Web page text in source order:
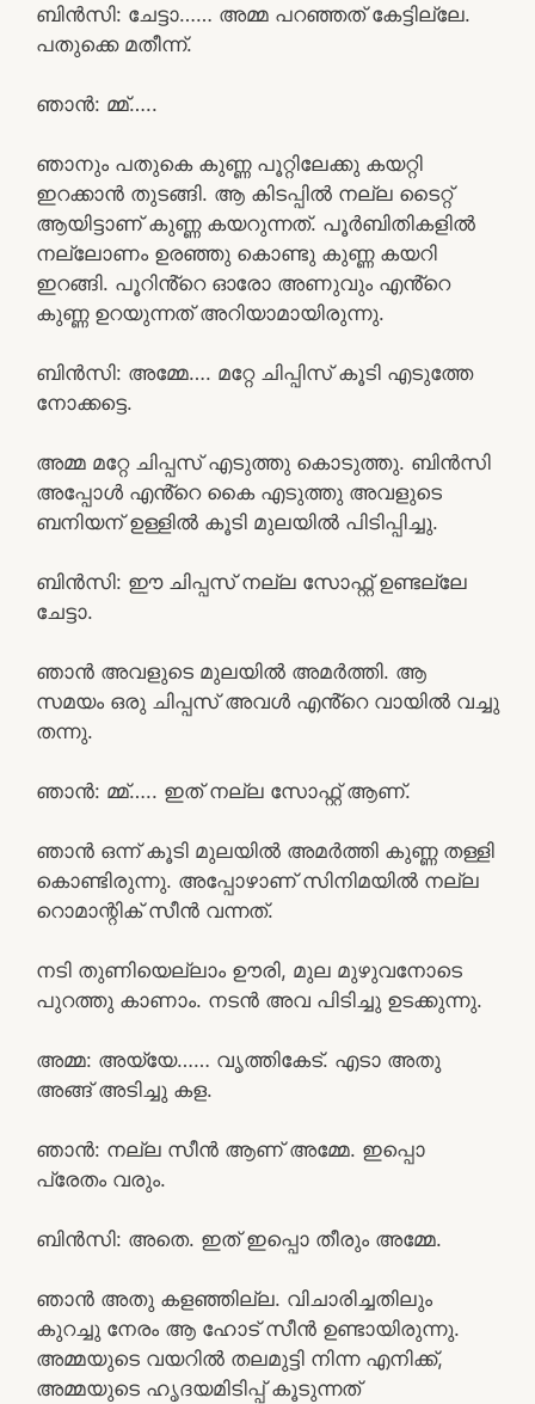
ബിൻസി: ചേട്ടാ…… അമ്മ പറഞ്ഞത് കേട്ടില്ലേ.
പതുക്കെ മതീന്ന്.
ഞാൻ: മ്മ്…..
ഞാനും പതുകെ കുണ്ണ പൂറ്റിലേക്കു കയറ്റി
ഇറക്കാൻ തുടങ്ങി. ആ കിടപ്പിൽ നല്ല ടൈറ്റ്
ആയിട്ടാണ് കുണ്ണ കയറുന്നത്. പൂർബിതികളിൽ
നല്ലോണം ഉരഞ്ഞു കൊണ്ടു കുണ്ണ കയറി
ഇറങ്ങി. പൂറിൻ്റെ ഓരോ അണുവും എൻ്റെ
കുണ്ണ ഉറയുന്നത് അറിയാമായിരുന്നു.
ബിൻസി: അമ്മേ…. മറ്റേ ചിപ്പിസ് കൂടി എടുത്തേ
നോക്കട്ടെ.
അമ്മ മറ്റേ ചിപ്പസ്‌ എടുത്തു കൊടുത്തു. ബിൻസി
അപ്പോൾ എൻ്റെ കൈ എടുത്തു അവളുടെ
ബനിയന് ഉള്ളിൽ കൂടി മുലയിൽ പിടിപ്പിച്ചു.
ബിൻസി: ഈ ചിപ്പസ്‌ നല്ല സോഫ്റ്റ്‌ ഉണ്ടല്ലേ
ചേട്ടാ.
ഞാൻ അവളുടെ മുലയിൽ അമർത്തി. ആ
സമയം ഒരു ചിപ്പസ്‌ അവൾ എൻ്റെ വായിൽ വച്ചു
തന്നു.
ഞാൻ: മ്മ്….. ഇത് നല്ല സോഫ്റ്റ്‌ ആണ്.
ഞാൻ ഒന്ന് കൂടി മുലയിൽ അമർത്തി കുണ്ണ തള്ളി
കൊണ്ടിരുന്നു. അപ്പോഴാണ് സിനിമയിൽ നല്ല
റൊമാന്റിക് സീൻ വന്നത്.
നടി തുണിയെല്ലാം ഊരി, മുല മുഴുവനോടെ
പുറത്തു കാണാം. നടൻ അവ പിടിച്ചു ഉടക്കുന്നു.
അമ്മ: അയ്യേ…… വൃത്തികേട്. എടാ അതു
അങ്ങ് അടിച്ചു കള.
ഞാൻ: നല്ല സീൻ ആണ് അമ്മേ. ഇപ്പൊ
പ്രേതം വരും.
ബിൻസി: അതെ. ഇത് ഇപ്പൊ തീരും അമ്മേ.
ഞാൻ അതു കളഞ്ഞില്ല. വിചാരിച്ചതിലും
കുറച്ചു നേരം ആ ഹോട് സീൻ ഉണ്ടായിരുന്നു.
അമ്മയുടെ വയറിൽ തലമുട്ടി നിന്ന എനിക്ക്,
അമ്മയുടെ ഹൃദയമിടിപ്പ് കൂടുന്നത്